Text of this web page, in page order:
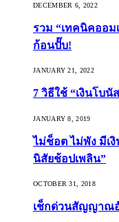
DECEMBER 6, 2022
รวม “เทคนิคออม
ก้อนปั๊บ!
JANUARY 21, 2022
7 วิธีใช้ “เงินโบ
JANUARY 8, 2019
ไม่ช็อต ไม่พัง มีเ
นิสัยช้อปเพลิน”
OCTOBER 31, 2018
เช็กด่วนสัญญาณอั